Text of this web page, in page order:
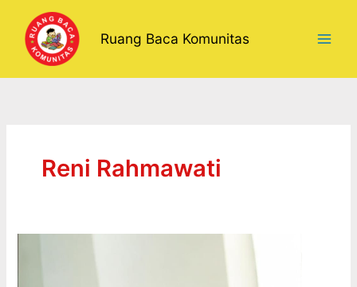
konten
Ruang Baca Komunitas
Reni Rahmawati